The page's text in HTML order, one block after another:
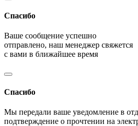
Спасибо
Ваше сообщение успешно
отправлено, наш менеджер свяжется
с вами в ближайшее время
Спасибо
Мы передали ваше уведомление в
подтверждение о прочтении на